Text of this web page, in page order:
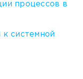
процессов в
к системной